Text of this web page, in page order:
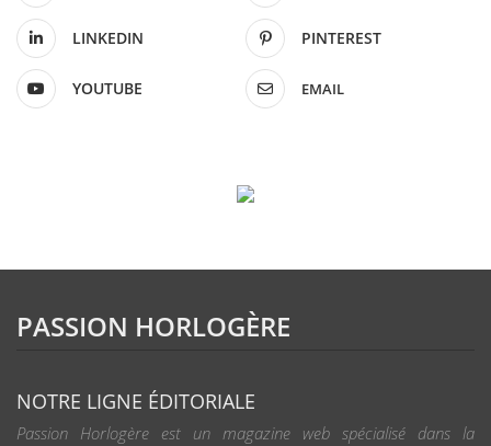
LINKEDIN PINTEREST
YOUTUBE EMAIL
PASSION HORLOGÈRE
NOTRE LIGNE ÉDITORIALE
Passion Horlogère est un magazine web spécialisé dans la